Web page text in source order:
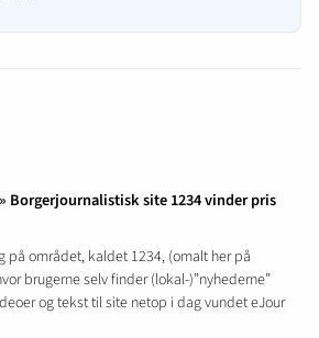
Borgerjournalistisk site 1234 vinder pris
på området, kaldet 1234, (omalt her på
brugerne selv finder (lokal-)”nyhederne”
og tekst til site netop i dag vundet eJour